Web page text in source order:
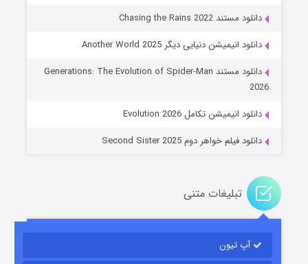
جادوگری در مغولستان
قسمت۱۴ (زیرنویس) منتشر شد
باب اسفنجی فصل ۱۷
قسمت۶ (زیرنویس) منتشر شد
دانلود مستند Chasing the Rains 2022
دانلود انیمیشن دنیایی دیگر Another World 2025
دانلود مستند Generations: The Evolution of Spider-Man
2026
دانلود انیمیشن تکامل Evolution 2026
دانلود فیلم خواهر دوم Second Sister 2025
تبلیغات متنی
آپ تیون